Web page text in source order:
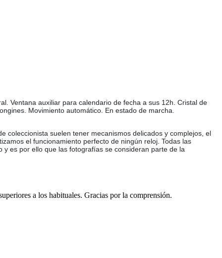
Ventana auxiliar para calendario de fecha a sus 12h. Cristal de
Movimiento automático. En estado de marcha.
coleccionista suelen tener mecanismos delicados y complejos, el
el funcionamiento perfecto de ningún reloj. Todas las
es por ello que las fotografías se consideran parte de la
a los habituales. Gracias por la comprensión.